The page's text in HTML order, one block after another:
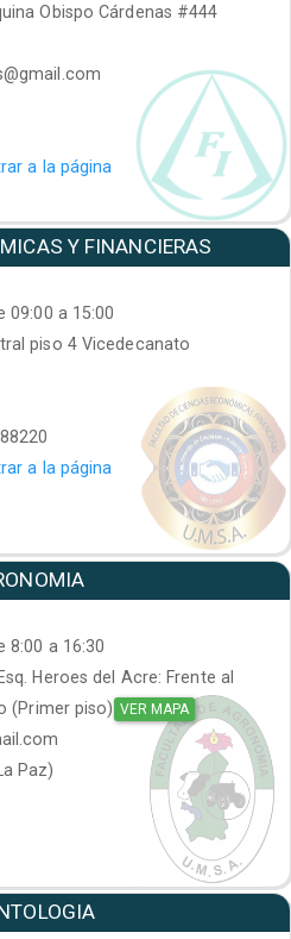
Obispo Cárdenas #444
a la página
Y FINANCIERAS
09:00 a 15:00
piso 4 Vicedecanato
a la página
8:00 a 16:30
Heroes del Acre: Frente al
(Primer piso) VER MAPA
Paz)